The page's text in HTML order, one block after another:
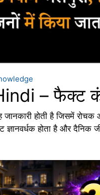
– फैक्ट
होती है जिसमें रोचक
होता है और दैनिक